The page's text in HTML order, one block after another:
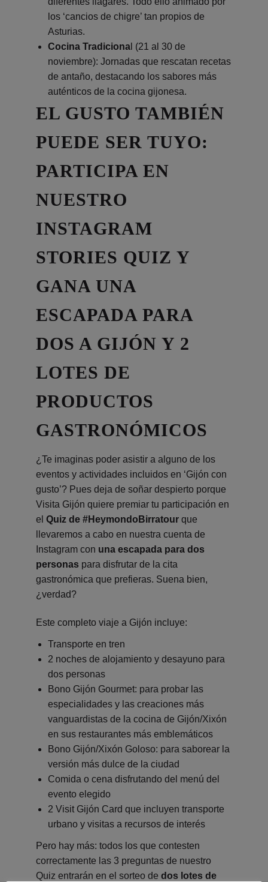
los ‘cancios de chigre’ tan propios de
Asturias.
Cocina Tradiciona l (21 al 30 de
noviembre): Jornadas que rescatan recetas
de antaño, destacando los sabores más
auténticos de la cocina gijonesa.
EL GUSTO TAMBIÉN
PUEDE SER TUYO:
PARTICIPA EN
NUESTRO
INSTAGRAM
STORIES QUIZ Y
GANA UNA
ESCAPADA PARA
DOS A GIJÓN Y 2
LOTES DE
PRODUCTOS
GASTRONÓMICOS
¿Te imaginas poder asistir a alguno de los
eventos y actividades incluidos en ‘Gijón con
gusto’? Pues deja de soñar despierto porque
Visita Gijón quiere premiar tu participación en
el Quiz de #HeymondoBirratour que
llevaremos a cabo en nuestra cuenta de
Instagram con una escapada para dos
personas para disfrutar de la cita
gastronómica que prefieras. Suena bien,
¿verdad?
Este completo viaje a Gijón incluye:
Transporte en tren
2 noches de alojamiento y desayuno para
dos personas
Bono Gijón Gourmet: para probar las
especialidades y las creaciones más
vanguardistas de la cocina de Gijón/Xixón
en sus restaurantes más emblemáticos
Bono Gijón/Xixón Goloso: para saborear la
versión más dulce de la ciudad
Comida o cena disfrutando del menú del
evento elegido
2 Visit Gijón Card que incluyen transporte
urbano y visitas a recursos de interés
Pero hay más: todos los que contesten
correctamente las 3 preguntas de nuestro
Quiz entrarán en el sorteo de dos lotes de